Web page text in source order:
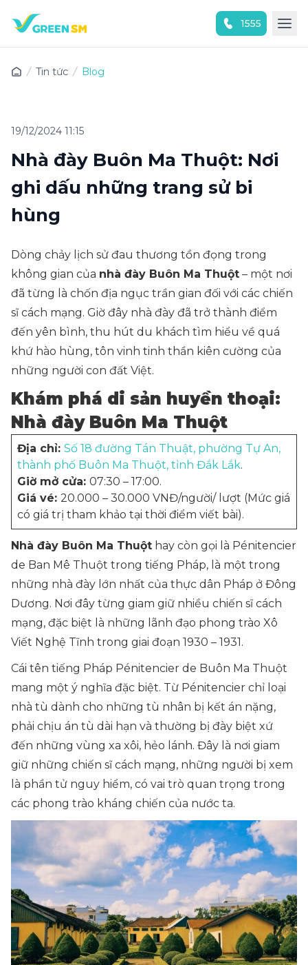
1555
Tin tức Blog
19/12/2024 11:15
Nhà đày Buôn Ma Thuột: Nơi
ghi dấu những trang sử bi
hùng
Dòng chảy lịch sử đau thương tồn đọng trong
không gian của nhà đày Buôn Ma Thuột – một nơi
đã từng là chốn địa ngục trần gian đối với các chiến
sĩ cách mạng. Giờ đây nhà đày đã trở thành điểm
đến yên bình, thu hút du khách tìm hiểu về quá
khứ hào hùng, tôn vinh tinh thần kiên cường của
những người con đất Việt.
Khám phá di sản huyền thoại:
Nhà đày Buôn Ma Thuột
Địa chỉ: Số 18 đường Tán Thuật, phường Tự An,
thành phố Buôn Ma Thuột, tỉnh Đắk Lắk.
Giờ mở cửa: 07:30 – 17:00.
Giá vé: 20.000 – 30.000 VNĐ/người/ lượt (Mức giá
có giá trị tham khảo tại thời điểm viết bài).
Nhà đày Buôn Ma Thuột hay còn gọi là Pénitencier
de Ban Mê Thuột trong tiếng Pháp, là một trong
những nhà đày lớn nhất của thực dân Pháp ở Đông
Dương. Nơi đây từng giam giữ nhiều chiến sĩ cách
mạng, đặc biệt là những lãnh đạo phong trào Xô
Viết Nghệ Tĩnh trong giai đoạn 1930 – 1931.
Cái tên tiếng Pháp Pénitencier de Buôn Ma Thuột
mang một ý nghĩa đặc biệt. Từ Pénitencier chỉ loại
nhà tù dành cho những tù nhân bị kết án nặng,
phải chịu án tù dài hạn và thường bị đày biệt xứ
đến những vùng xa xôi, hẻo lánh. Đây là nơi giam
giữ những chiến sĩ cách mạng, những người bị xem
là phần tử nguy hiểm, có vai trò quan trọng trong
các phong trào kháng chiến của nước ta.